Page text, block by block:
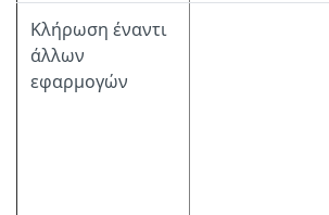
Κλήρωση έναντι
άλλων
εφαρμογών